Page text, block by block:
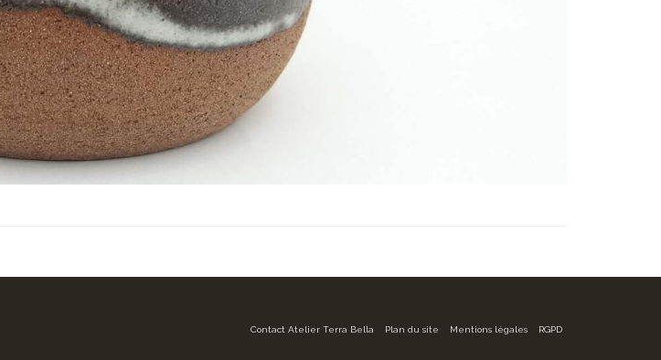
Contact Atelier Terra Bella Plan du site Mentions légales RGPD